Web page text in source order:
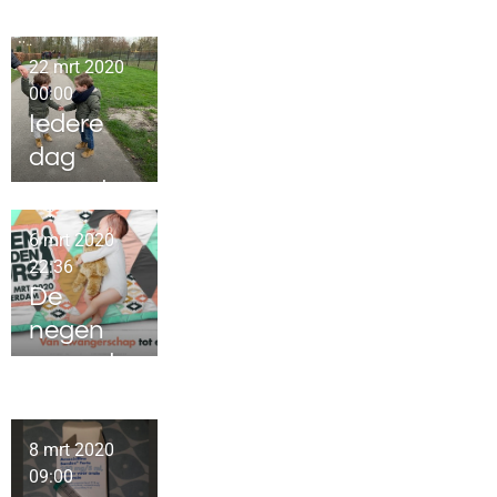
werkend
e mama
Iedere
dag
papadag
22 mrt 2020
00:00
De
negen
maande
6 mrt 2020
22:36
8 mrt 2020
09:00